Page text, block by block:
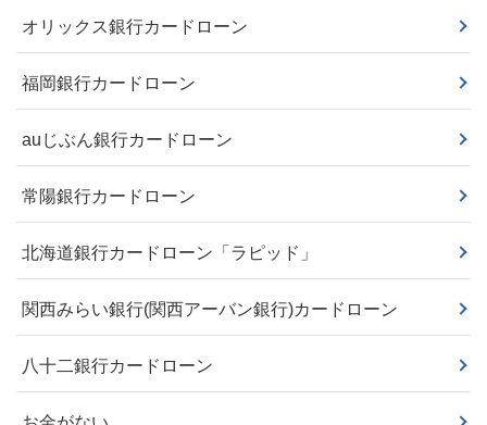
オリックス銀行カードローン
福岡銀行カードローン
auじぶん銀行カードローン
常陽銀行カードローン
北海道銀行カードローン「ラピッド」
関西みらい銀行(関西アーバン銀行)カードローン
八十二銀行カードローン